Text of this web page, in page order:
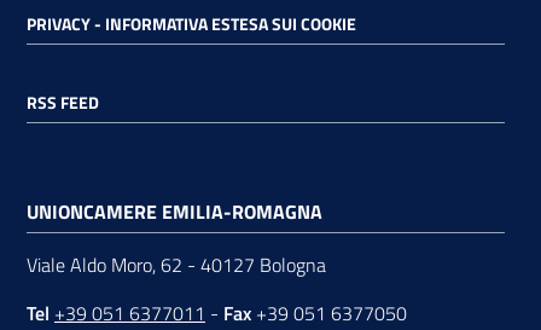
PRIVACY - INFORMATIVA ESTESA SUI COOKIE
RSS FEED
UNIONCAMERE EMILIA-ROMAGNA
Viale Aldo Moro, 62 - 40127 Bologna
Tel +39 051 6377011 - Fax +39 051 6377050